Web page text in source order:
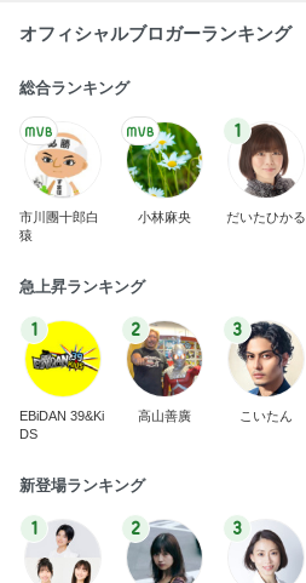
オフィシャルブロガーランキング
総合ランキング
市川團十郎白
猿
小林麻央
1
だいたひかる
急上昇ランキング
1
EBiDAN 39&Ki
DS
2
高山善廣
3
こいたん
新登場ランキング
1 2 3